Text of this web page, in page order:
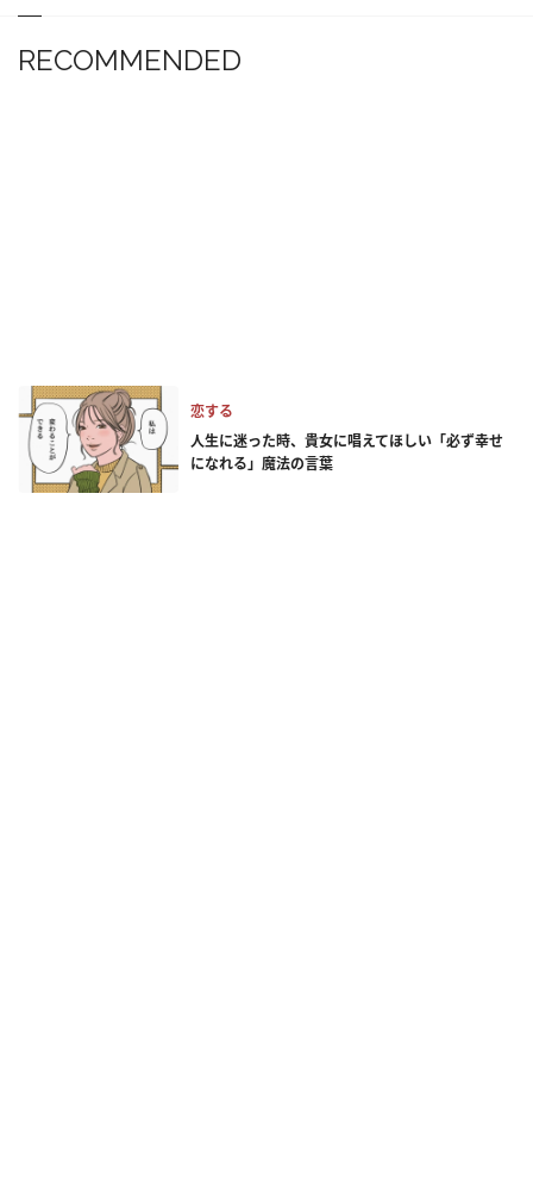
RECOMMENDED
恋する
人生に迷った時、貴女に唱えてほしい「必ず幸せ
になれる」魔法の言葉